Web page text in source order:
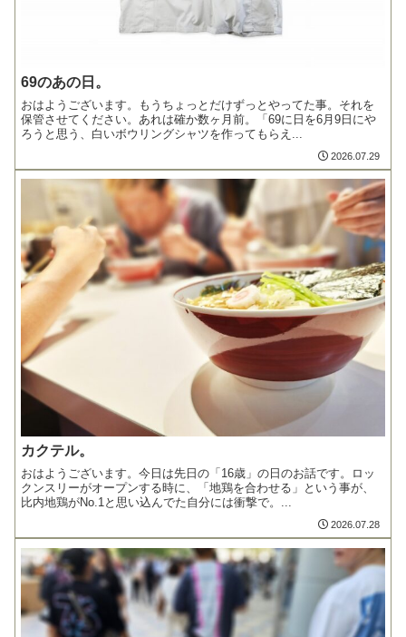
69のあの日。
おはようございます。もうちょっとだけずっとやってた事。それを
保管させてください。あれは確か数ヶ月前。「69に日を6月9日にや
ろうと思う、白いボウリングシャツを作ってもらえ...
2026.07.29
カクテル。
おはようございます。今日は先日の「16歳」の日のお話です。ロッ
クンスリーがオープンする時に、「地鶏を合わせる」という事が、
比内地鶏がNo.1と思い込んでた自分には衝撃で。...
2026.07.28